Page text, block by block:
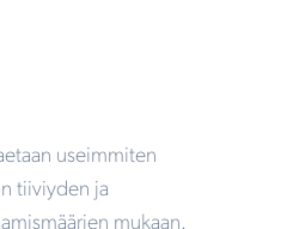
useimmiten
tiiviyden ja
mukaan.